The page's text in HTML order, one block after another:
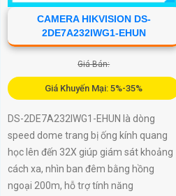
CAMERA HIKVISION DS-
2DE7A232IWG1-EHUN
Giá Bán:
Giá Khuyến Mại: 5%-35%
DS-2DE7A232IWG1-EHUN là dòng
speed dome trang bị ống kính quang
học lên đến 32X giúp giám sát khoảng
cách xa, nhìn ban đêm bằng hồng
ngoại 200m, hỗ trợ tính năng